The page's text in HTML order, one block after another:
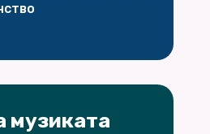
музиката